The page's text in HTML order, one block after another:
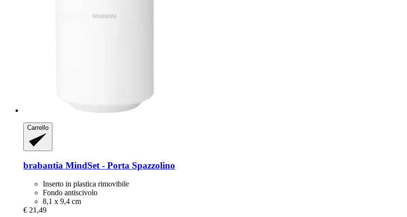
Carrello
brabantia MindSet -​ Porta Spazzolino
Inserto in plastica rimovibile
Fondo antiscivolo
8,1 x 9,4 cm
€ 21,49